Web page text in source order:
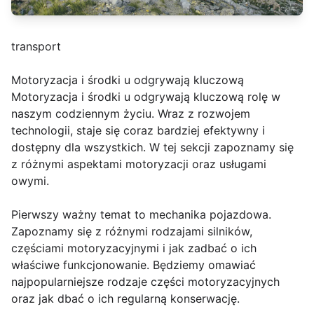
transport
Motoryzacja i środki u odgrywają kluczową
Motoryzacja i środki u odgrywają kluczową rolę w
naszym codziennym życiu. Wraz z rozwojem
technologii, staje się coraz bardziej efektywny i
dostępny dla wszystkich. W tej sekcji zapoznamy się
z różnymi aspektami motoryzacji oraz usługami
owymi.
Pierwszy ważny temat to mechanika pojazdowa.
Zapoznamy się z różnymi rodzajami silników,
częściami motoryzacyjnymi i jak zadbać o ich
właściwe funkcjonowanie. Będziemy omawiać
najpopularniejsze rodzaje części motoryzacyjnych
oraz jak dbać o ich regularną konserwację.